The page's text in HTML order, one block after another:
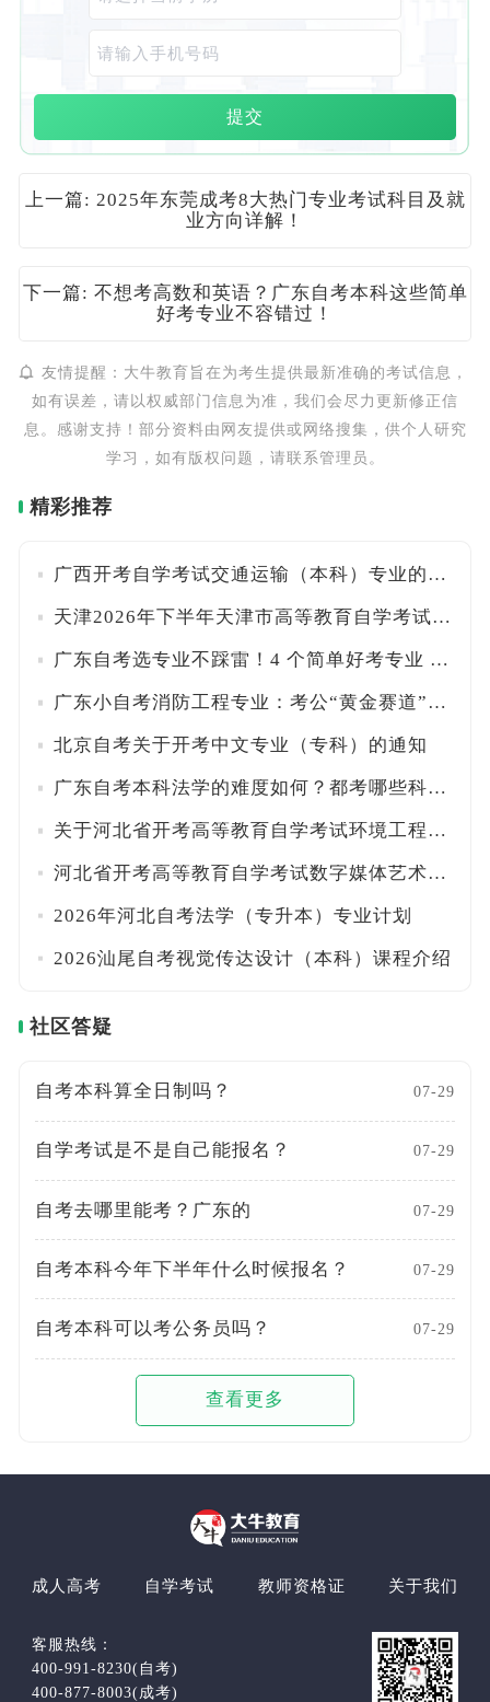
提交
上一篇: 2025年东莞成考8大热门专业考试科目及就
业方向详解！
下一篇: 不想考高数和英语？广东自考本科这些简单
好考专业不容错过！
友情提醒：大牛教育旨在为考生提供最新准确的考试信息，
如有误差，请以权威部门信息为准，我们会尽力更新修正信
息。感谢支持！部分资料由网友提供或网络搜集，供个人研究
学习，如有版权问题，请联系管理员。
精彩推荐
广西开考自学考试交通运输（本科）专业的公告
天津2026年下半年天津市高等教育自学考试专业一览表
广东自考选专业不踩雷！4 个简单好考专业 + 科目搭配方案
广东小自考消防工程专业：考公“黄金赛道”，免考数学英语
北京自考关于开考中文专业（专科）的通知
广东自考本科法学的难度如何？都考哪些科目？
关于河北省开考高等教育自学考试环境工程（本科）专业的公告
河北省开考高等教育自学考试数字媒体艺术（本科）专业的公告
2026年河北自考法学（专升本）专业计划
2026汕尾自考视觉传达设计（本科）课程介绍
社区答疑
自考本科算全日制吗？ 07-29
自学考试是不是自己能报名？ 07-29
自考去哪里能考？广东的 07-29
自考本科今年下半年什么时候报名？ 07-29
自考本科可以考公务员吗？ 07-29
查看更多
成人高考 自学考试 教师资格证 关于我们
客服热线：
400-991-8230(自考)
400-877-8003(成考)